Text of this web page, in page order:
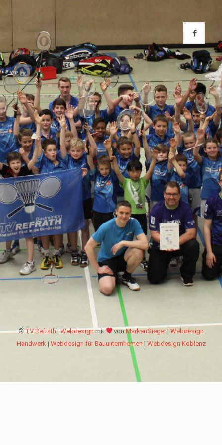
©TV Refrath|Webdesignmit vonMarkenSieger|Webdesign
Handwerk| Webdesign für Bauunternhemen | Webdesign Koblenz